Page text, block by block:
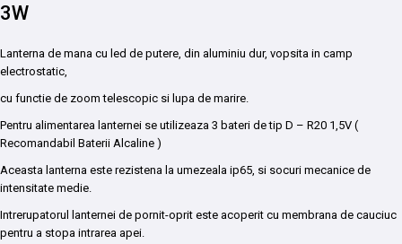
3W
Lanterna de mana cu led de putere, din aluminiu dur, vopsita in camp
electrostatic,
cu functie de zoom telescopic si lupa de marire.
Pentru alimentarea lanternei se utilizeaza 3 bateri de tip D – R20 1,5V (
Recomandabil Baterii Alcaline )
Aceasta lanterna este rezistena la umezeala ip65, si socuri mecanice de
intensitate medie.
Intrerupatorul lanternei de pornit-oprit este acoperit cu membrana de cauciuc
pentru a stopa intrarea apei.